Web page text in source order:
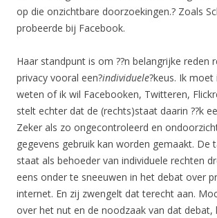
op die onzichtbare doorzoekingen.? Zoals
probeerde bij Facebook.
Haar standpunt is om ??n belangrijke reden
privacy vooral een?individuele?keus. Ik
weten of ik wil Facebooken, Twitteren,
stelt echter dat de (rechts)staat daarin ??k
Zeker als zo ongecontroleerd en
gegevens gebruik kan worden gemaakt. De
staat als behoeder van individuele rechten
eens onder te sneeuwen in het debat over
internet. En zij zwengelt dat terecht aan.
over het nut en de noodzaak van dat debat,